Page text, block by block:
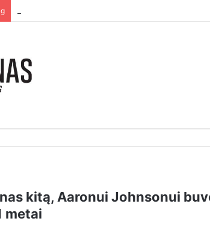
kitą, Aaronui Johnsonui
metai